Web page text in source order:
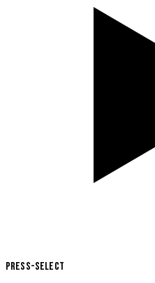
Press-Select